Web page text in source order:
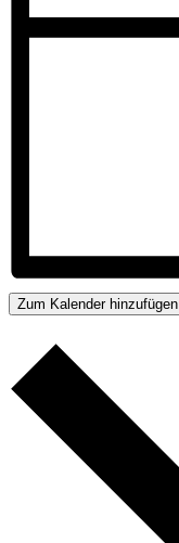
Zum Kalender hinzufügen